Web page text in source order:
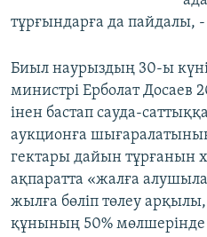
тұрғындарға да пайдалы, -
Биыл наурыздың 30-ы
министрі Ерболат Досаев
інен бастап сауда-
аукционға
гектары дайын тұрғанын
ақпаратта «жалға
жылға бөліп төлеу
құнының 50% мөлшерінде